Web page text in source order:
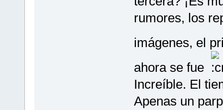
rumores, los
imágenes, el
ahora se fue
Increíble. El
Apenas un